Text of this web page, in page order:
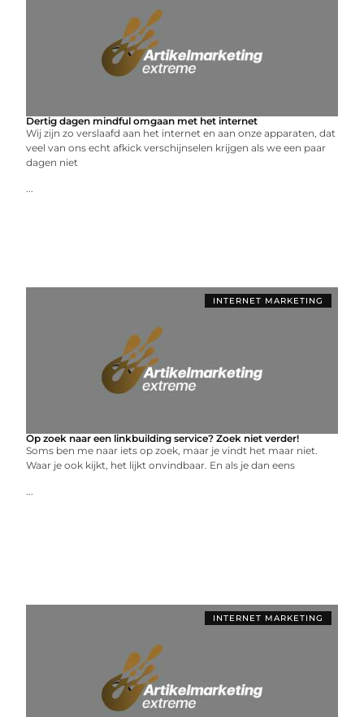
Dertig dagen mindful omgaan met het internet
Wij zijn zo verslaafd aan het internet en aan onze apparaten, dat
veel van ons echt afkick verschijnselen krijgen als we een paar
dagen niet
...
INTERNET MARKETING
Op zoek naar een linkbuilding service? Zoek niet verder!
Soms ben me naar iets op zoek, maar je vindt het maar niet.
Waar je ook kijkt, het lijkt onvindbaar. En als je dan eens
...
INTERNET MARKETING